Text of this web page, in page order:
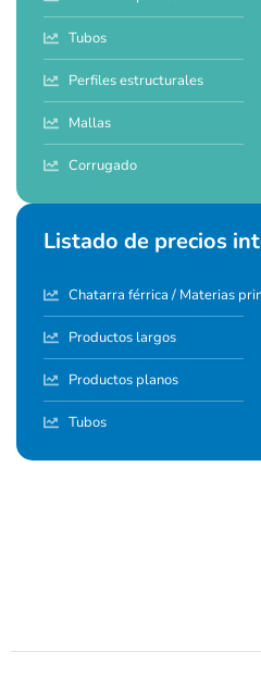
Tubos
Perfiles estructurales
Mallas
Corrugado
Listado de precios
Chatarra férrica / Materias
Productos largos
Productos planos
Tubos